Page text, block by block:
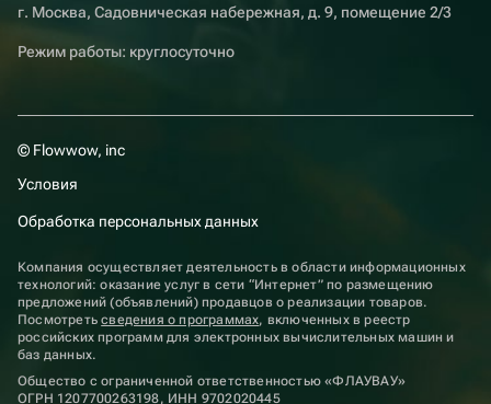
г. Москва, Садовническая набережная, д. 9, помещение 2/3
Режим работы: круглосуточно
© Flowwow, inc
Условия
Обработка персональных данных
Компания осуществляет деятельность в области информационных
технологий: оказание услуг в сети “Интернет” по размещению
предложений (объявлений) продавцов о реализации товаров.
Посмотретьсведения о программах, включенных в реестр
российских программ для электронных вычислительных машин и
баз данных.
Общество с ограниченной ответственностью «ФЛАУВАУ»
ОГРН 1207700263198, ИНН 9702020445